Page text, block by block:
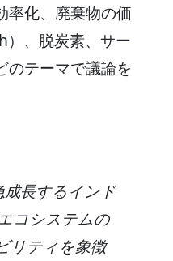
率化、廃棄物の価
、脱炭素、サー
のテーマで議論を
成長するインド
コシステムの
リティを象徴